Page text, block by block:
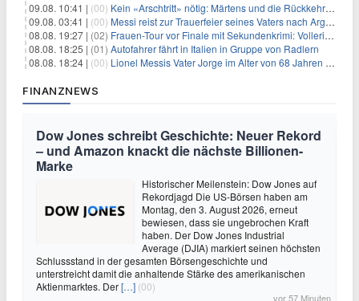
09.08. 10:41 | (00) Kein «Arschtritt» nötig: Märtens und die Rückkehr nach Paris
09.08. 03:41 | (00) Messi reist zur Trauerfeier seines Vaters nach Argentinien
08.08. 19:27 | (02) Frauen-Tour vor Finale mit Sekundenkrimi: Vollering in Gelb
08.08. 18:25 | (01) Autofahrer fährt in Italien in Gruppe von Radlern
08.08. 18:24 | (00) Lionel Messis Vater Jorge im Alter von 68 Jahren gestorben
FINANZNEWS
Dow Jones schreibt Geschichte: Neuer Rekord
– und Amazon knackt die nächste Billionen-
Marke
Historischer Meilenstein: Dow Jones auf
Rekordjagd Die US-Börsen haben am
Montag, den 3. August 2026, erneut
bewiesen, dass sie ungebrochen Kraft
haben. Der Dow Jones Industrial
Average (DJIA) markiert seinen höchsten
Schlussstand in der gesamten Börsengeschichte und
unterstreicht damit die anhaltende Stärke des amerikanischen
Aktienmarktes. Der[…] (00)
vor 57 Minuten